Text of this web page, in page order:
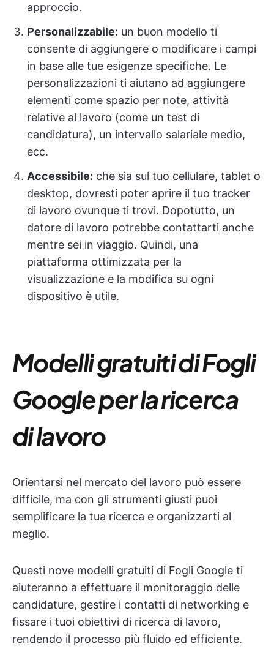
approccio.
Personalizzabile: un buon modello ti
consente di aggiungere o modificare i campi
in base alle tue esigenze specifiche. Le
personalizzazioni ti aiutano ad aggiungere
elementi come spazio per note, attività
relative al lavoro (come un test di
candidatura), un intervallo salariale medio,
ecc.
Accessibile: che sia sul tuo cellulare, tablet o
desktop, dovresti poter aprire il tuo tracker
di lavoro ovunque ti trovi. Dopotutto, un
datore di lavoro potrebbe contattarti anche
mentre sei in viaggio. Quindi, una
piattaforma ottimizzata per la
visualizzazione e la modifica su ogni
dispositivo è utile.
Modelli gratuiti di Fogli
Google per la ricerca
di lavoro
Orientarsi nel mercato del lavoro può essere
difficile, ma con gli strumenti giusti puoi
semplificare la tua ricerca e organizzarti al
meglio.
Questi nove modelli gratuiti di Fogli Google ti
aiuteranno a effettuare il monitoraggio delle
candidature, gestire i contatti di networking e
fissare i tuoi obiettivi di ricerca di lavoro,
rendendo il processo più fluido ed efficiente.